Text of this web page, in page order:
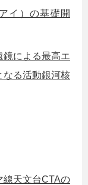
イ）の基礎開
鏡による最高エ
なる活動銀河核
線天文台CTAの